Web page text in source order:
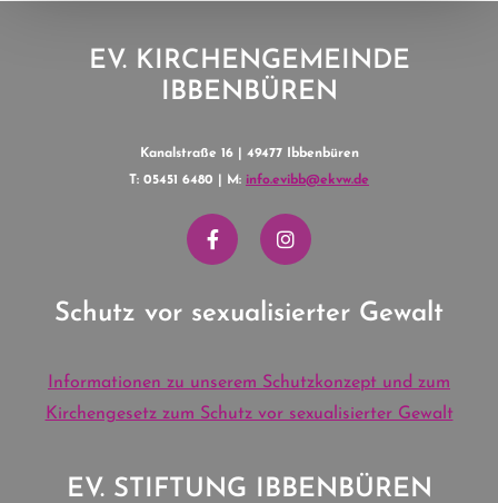
EV. KIRCHENGEMEINDE
IBBENBÜREN
Kanalstraße 16 | 49477 Ibbenbüren
T: 05451 6480 | M: info.evibb@ekvw.de
Schutz vor sexualisierter Gewalt
Informationen zu unserem Schutzkonzept und zum
Kirchengesetz zum Schutz vor sexualisierter Gewalt
EV. STIFTUNG IBBENBÜREN